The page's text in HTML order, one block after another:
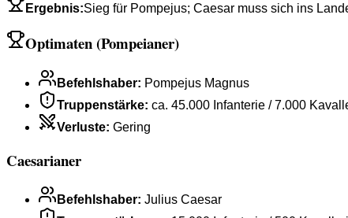
Ergebnis:Sieg für Pompejus; Caesar muss sich ins
Optimaten (Pompeianer)
Befehlshaber: Pompejus Magnus
Truppenstärke: ca. 45.000 Infanterie / 7.000
Verluste: Gering
Caesarianer
Befehlshaber: Julius Caesar